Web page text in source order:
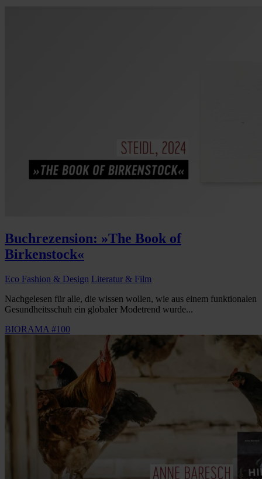
Buchrezension: »The Book of
Birkenstock«
Eco Fashion & Design Literatur & Film
Nachgelesen für alle, die wissen wollen, wie aus einem funktionalen
Gesundheitsschuh ein globaler Modetrend wurde...
BIORAMA #100